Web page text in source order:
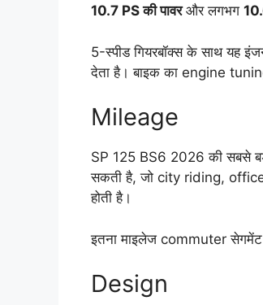
10.7 PS की पावरऔर लगभग
5-स्पीड गियरबॉक्स के साथ
देता है। बाइक का engine
Mileage
SP 125 BS6 2026 की सबसे
सकती है, जो city riding,
होती है।
इतना माइलेज commuter
Design